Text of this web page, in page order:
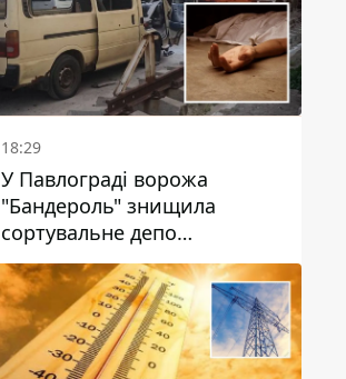
18:29
У Павлограді ворожа
"Бандероль" знищила
сортувальне депо
"Укрпошти" та вбила двох
працівниць